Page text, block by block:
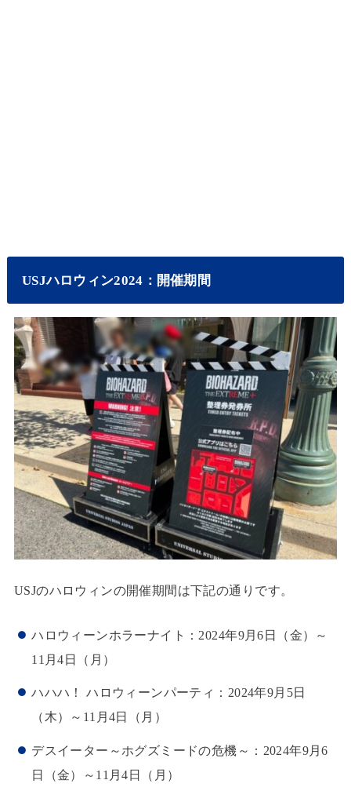
USJハロウィン2024：開催期間
USJのハロウィンの開催期間は下記の通りです。
ハロウィーンホラーナイト：2024年9月6日（金）～
11月4日（月）
ハハハ！ ハロウィーンパーティ：2024年9月5日
（木）～11月4日（月）
デスイーター～ホグズミードの危機～：2024年9月6
日（金）～11月4日（月）